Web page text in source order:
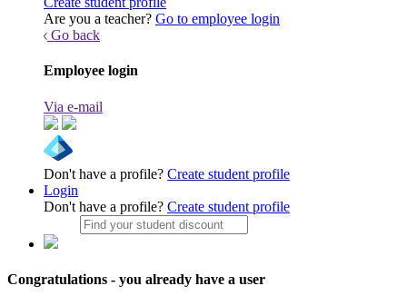
Are you a teacher? Go to employee login
Go back
Employee login
Via e-mail
Don't have a profile? Create student profile
Login
Don't have a profile? Create student profile
Congratulations - you already have a user